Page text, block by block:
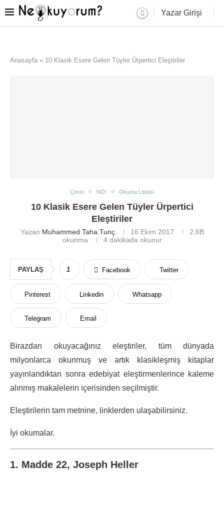
Yazar Girişi
Anasayfa » 10 Klasik Esere Gelen Tüyler Ürpertici Eleştiriler
Çeviri NO! Okuma Listesi
10 Klasik Esere Gelen Tüyler Ürpertici
Eleştiriler
Yazan Muhammed Taha Tunç 16 Ekim 2017
2,6B
okunma
4 dakikada okunur
PAYLAŞ 1 Facebook Twitter
Pinterest Linkedin Whatsapp
Telegram Email
Birazdan okuyacağınız eleştiriler, tüm dünyada
milyonlarca okunmuş ve artık klasikleşmiş kitaplar
yayınlandıktan sonra edebiyat eleştirmenlerince kaleme
alınmış makalelerin içerisinden seçilmiştir.
Eleştirilerin tam metnine, linklerden ulaşabilirsiniz.
İyi okumalar.
1. Madde 22, Joseph Heller